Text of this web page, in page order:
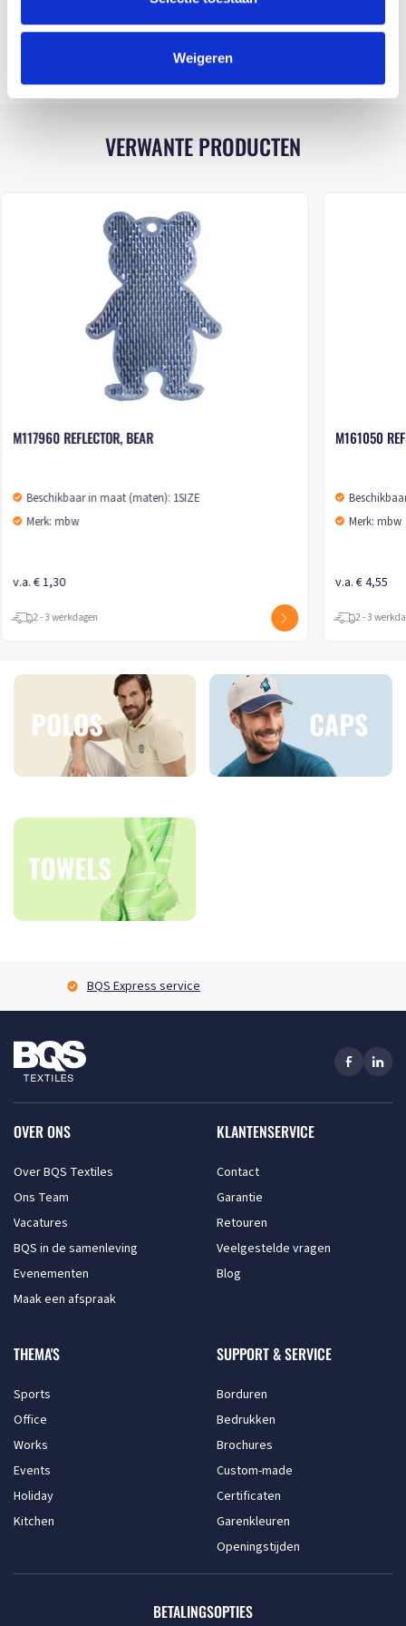
Weigeren
VERWANTE PRODUCTEN
M117960 REFLECTOR, BEAR
Beschikbaar in maat (maten): 1SIZE
Merk: mbw
v.a. € 1,30
2 - 3 werkdagen
M161050
Merk: mbw
v.a. € 4,55
2 - 3
BQS Express service
OVER ONS
Over BQS Textiles
Ons Team
Vacatures
BQS in de samenleving
Evenementen
Maak een afspraak
KLANTENSERVICE
Contact
Garantie
Retouren
Veelgestelde vragen
Blog
THEMA'S
Sports
Office
Works
Events
Holiday
Kitchen
SUPPORT & SERVICE
Borduren
Bedrukken
Brochures
Custom-made
Certificaten
Garenkleuren
Openingstijden
BETALINGSOPTIES